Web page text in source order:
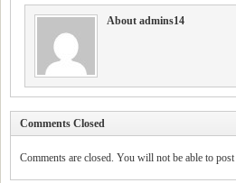
About admins14
Comments Closed
Comments are closed. You will not be able to